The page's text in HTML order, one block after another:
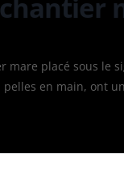
mare placé sous le
pelles en main, ont